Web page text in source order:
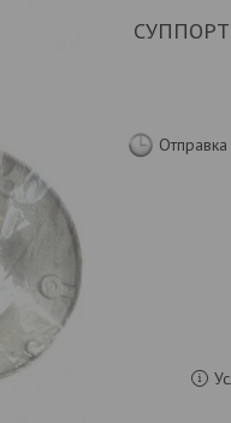
СУППОРТ